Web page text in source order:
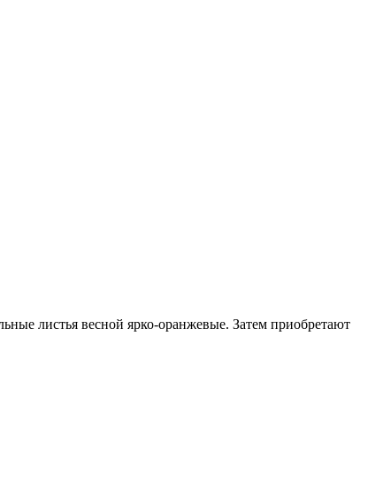
листья весной ярко-оранжевые. Затем приобретают